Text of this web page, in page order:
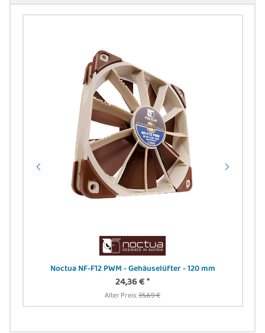
Noctua NF-F12 PWM - Gehäuselüfter - 120 mm
24,36 €*
Alter Preis:35,69 €